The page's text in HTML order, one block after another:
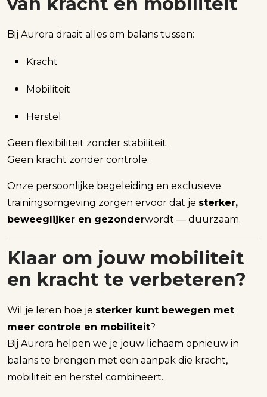
Bij Aurora draait alles om balans tussen:
Kracht
Mobiliteit
Herstel
Geen flexibiliteit zonder stabiliteit.
Geen kracht zonder controle.
Onze persoonlijke begeleiding en exclusieve
trainingsomgeving zorgen ervoor dat je sterker,
beweeglijker en gezonderwordt — duurzaam.
Klaar om jouw mobiliteit
en kracht te verbeteren?
Wil je leren hoe je sterker kunt bewegen met
meer controle en mobiliteit?
Bij Aurora helpen we je jouw lichaam opnieuw in
balans te brengen met een aanpak die kracht,
mobiliteit en herstel combineert.